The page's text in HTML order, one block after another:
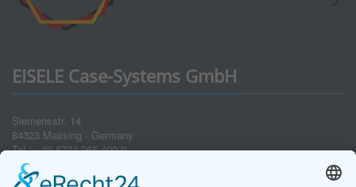
EISELE Case-Systems GmbH
Siemensstr. 14
84323 Massing · Germany
Tel.: +49 8724 965 400-0
Fax: +49 8724 965 400-49
E-Mail: info(at)eisele-koffer.com